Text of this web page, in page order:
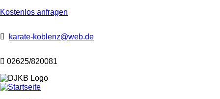
Kostenlos anfragen
karate-koblenz@web.de
02625/820081